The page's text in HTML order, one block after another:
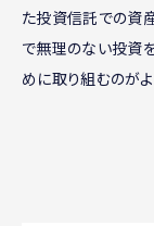
た投資信託での資
で無理のない投資
めに取り組むのがよ